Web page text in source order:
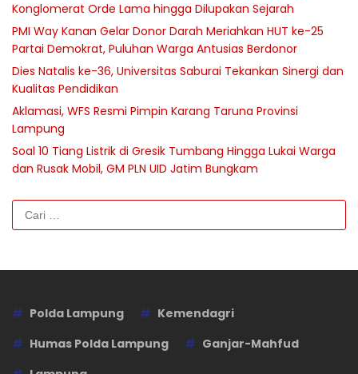
Konglomerat Orde Lama hingga Dilupakan Sejarah
PMI Way Kanan Gelar Donor Darah Meriahkan HUT ke-25
Partai Demokrat, Puluhan Warga Antusias Berdonor
Dies Natalis ke-36, Universitas Saburai Tekankan Sinergi dan
Kualitas Pendidikan
Aklamasi, WFS Resmi Pimpin Karang Taruna Provinsi
Lampung
Soal 10 Tiang Listrik di Gresik Tumbang Hingga Lukai Warga
dan Rusak Mobil, GM PLN UID Jatim Bungkam
Cari
untuk:
Polda Lampung
Kemendagri
Humas Polda Lampung
Ganjar-Mahfud